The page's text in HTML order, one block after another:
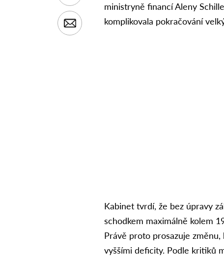
ministryně financí Aleny
komplikovala pokračování
Kabinet tvrdí, že bez úpravy
schodkem maximálně kolem
Právě proto prosazuje
vyššími deficity. Podle kritiků